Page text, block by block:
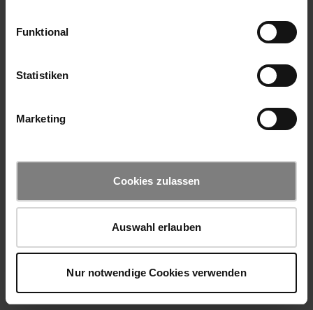
Funktional
Statistiken
Marketing
Cookies zulassen
Auswahl erlauben
Nur notwendige Cookies verwenden